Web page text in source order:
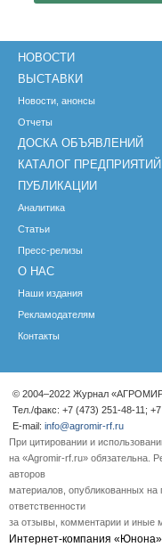
НОВОСТИ
ВЫСТАВКИ
Новости, анонсы
Отчеты
ДОСКА ОБЪЯВЛЕНИЙ
КАТАЛОГ
ПУБЛИКАЦИИ
Аналитика
Статьи
Пресс-релизы
О НАС
Наши издания
Рекламодателям
Контакты
© 2004–2022 Журнал
Тел./факс: +7 (473) 251-48-11;
E-mail: info@agromir-rf.ru
При цитировании и
на «Agromir-rf.ru» обязательна.
авторов
материалов, опубликованных на
ответственности
за отзывы, комментарии и иные
Интернет-компания